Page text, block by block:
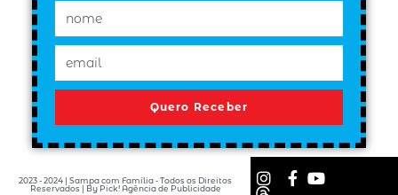
Quero Receber
2023 - 2024 | Sampa com Família - Todos os Direitos
Reservados | By Pick! Agência de Publicidade